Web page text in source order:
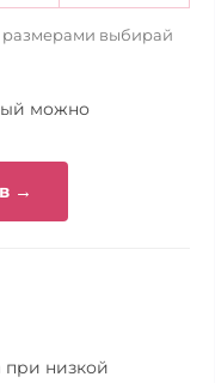
выбирай
можно
→
при низкой